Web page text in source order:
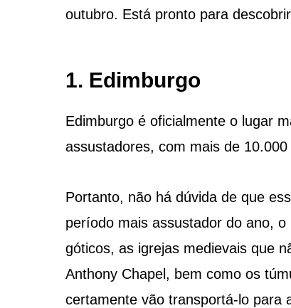
outubro. Está pronto para
1. Edimburgo
Edimburgo é oficialmente o lugar
assustadores, com mais de
Portanto, não há dúvida de que
período mais assustador do ano,
góticos, as igrejas medievais que
Anthony Chapel, bem como os
certamente vão transportá-lo para